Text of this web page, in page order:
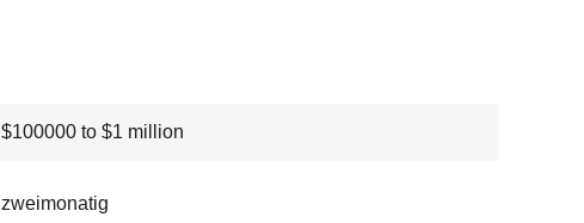
$100000 to $1 million
zweimonatig